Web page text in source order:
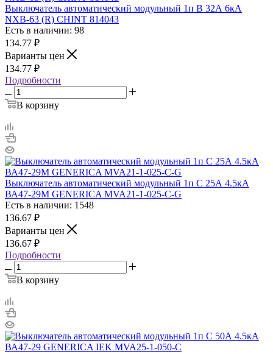
Выключатель автоматический модульный 1п B 32А 6кА
NXB-63 (R) CHINT 814043
Есть в наличии: 98
134.77 ₽
Варианты цен
134.77 ₽
Подробности
В корзину
Выключатель автоматический модульный 1п C 25А 4.5кА
ВА47-29М GENERICA MVA21-1-025-C-G
Есть в наличии: 1548
136.67 ₽
Варианты цен
136.67 ₽
Подробности
В корзину